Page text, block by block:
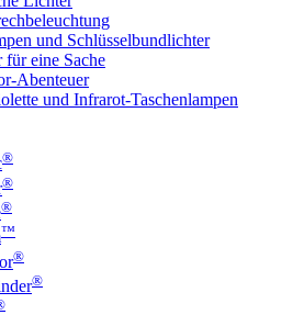
und Schlüsselbundlichter
für eine Sache
Abenteuer
und Infrarot-Taschenlampen
®
®
®
™
®
®